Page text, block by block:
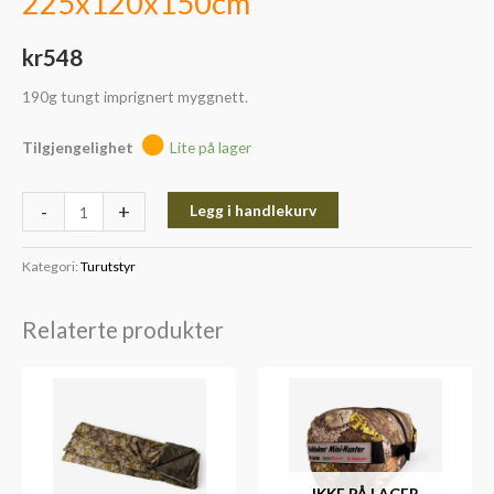
kr548
190g tungt imprignert myggnett.
Tilgjengelighet Lite på lager
- + Legg i handlekurv
Kategori: Turutstyr
Relaterte produkter